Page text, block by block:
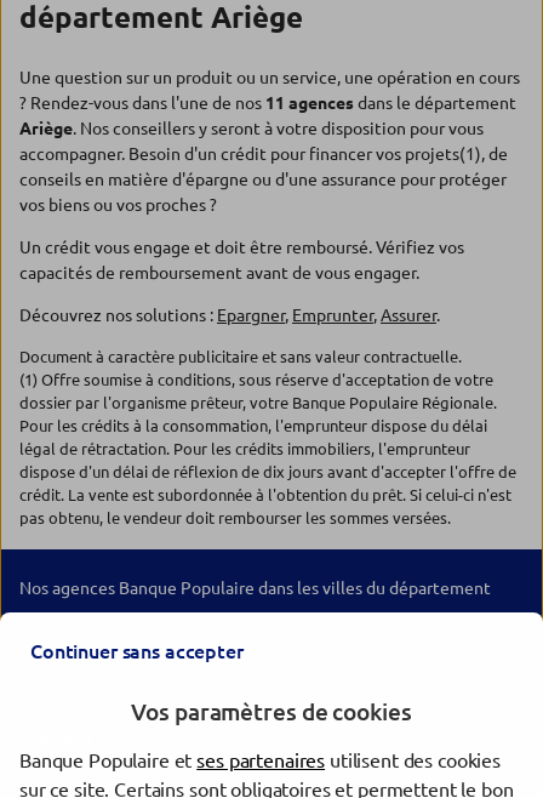
département Ariège
Une question sur un produit ou un service, une opération en cours
? Rendez-vous dans l'une de nos 11 agencesdans le département
Ariège. Nos conseillers y seront à votre disposition pour vous
accompagner. Besoin d'un crédit pour financer vos projets(1), de
conseils en matière d'épargne ou d'une assurance pour protéger
vos biens ou vos proches ?
Un crédit vous engage et doit être remboursé. Vérifiez vos
capacités de remboursement avant de vous engager.
Découvrez nos solutions : Epargner, Emprunter,Assurer.
Document à caractère publicitaire et sans valeur contractuelle.
(1) Offre soumise à conditions, sous réserve d'acceptation de votre
dossier par l'organisme prêteur, votre Banque Populaire Régionale.
Pour les crédits à la consommation, l'emprunteur dispose du délai
légal de rétractation. Pour les crédits immobiliers, l'emprunteur
dispose d'un délai de réflexion de dix jours avant d'accepter l'offre de
crédit. La vente est subordonnée à l'obtention du prêt. Si celui-ci n'est
pas obtenu, le vendeur doit rembourser les sommes versées.
Nos agences Banque Populaire dans les villes du département
Pamiers
Saverdun
Continuer sans accepter
Vos paramètres de cookies
Banque Populaire etses partenaires utilisent des cookies
sur ce site. Certains sont obligatoires et permettent le bon